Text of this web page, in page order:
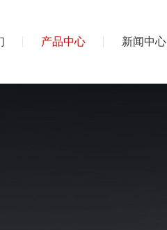
产品中心 新闻中心